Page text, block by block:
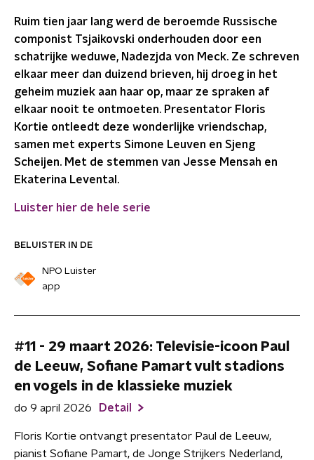
Ruim tien jaar lang werd de beroemde Russische
componist Tsjaikovski onderhouden door een
schatrijke weduwe, Nadezjda von Meck. Ze schreven
elkaar meer dan duizend brieven, hij droeg in het
geheim muziek aan haar op, maar ze spraken af
elkaar nooit te ontmoeten. Presentator Floris
Kortie ontleedt deze wonderlijke vriendschap,
samen met experts Simone Leuven en Sjeng
Scheijen. Met de stemmen van Jesse Mensah en
Ekaterina Levental.
Luister hier de hele serie
BELUISTER IN DE
NPO Luister
app
#11 - 29 maart 2026: Televisie-icoon Paul
de Leeuw, Sofiane Pamart vult stadions
en vogels in de klassieke muziek
do 9 april 2026 Detail
Floris Kortie ontvangt presentator Paul de Leeuw,
pianist Sofiane Pamart, de Jonge Strijkers Nederland,